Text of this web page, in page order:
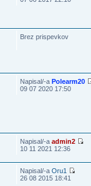
Brez prispevkov
Napisal/-aPolearm20
09 07 2020 17:50
Napisal/-aadmin2
10 11 2021 12:36
Napisal/-aOru1
26 08 2015 18:41